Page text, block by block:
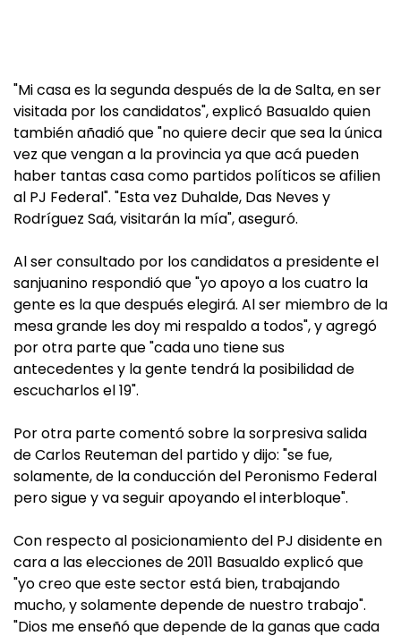
"Mi casa es la segunda después de la de Salta, en ser
visitada por los candidatos", explicó Basualdo quien
también añadió que "no quiere decir que sea la única
vez que vengan a la provincia ya que acá pueden
haber tantas casa como partidos políticos se afilien
al PJ Federal". "Esta vez Duhalde, Das Neves y
Rodríguez Saá, visitarán la mía", aseguró.
Al ser consultado por los candidatos a presidente el
sanjuanino respondió que "yo apoyo a los cuatro la
gente es la que después elegirá. Al ser miembro de la
mesa grande les doy mi respaldo a todos", y agregó
por otra parte que "cada uno tiene sus
antecedentes y la gente tendrá la posibilidad de
escucharlos el 19".
Por otra parte comentó sobre la sorpresiva salida
de Carlos Reuteman del partido y dijo: "se fue,
solamente, de la conducción del Peronismo Federal
pero sigue y va seguir apoyando el interbloque".
Con respecto al posicionamiento del PJ disidente en
cara a las elecciones de 2011 Basualdo explicó que
"yo creo que este sector está bien, trabajando
mucho, y solamente depende de nuestro trabajo".
"Dios me enseñó que depende de la ganas que cada